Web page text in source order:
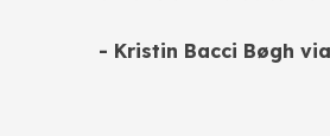
- Kristin Bacci Bøgh